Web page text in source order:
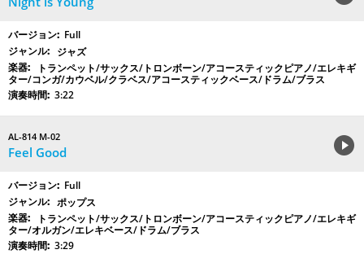
Full
ジャズ
トランペット/サックス/トロンボーン/アコースティックピアノ/エレキギ
ター/コンガ/カウベル/クラベス/アコースティックベース/ドラム/ブラス
3:22
AL-814 M-02
Feel Good
Full
ポップス
トランペット/サックス/トロンボーン/アコースティックピアノ/エレキギ
ター/オルガン/エレキベース/ドラム/ブラス
3:29